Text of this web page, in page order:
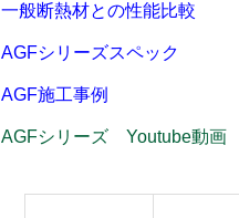
一般断熱材との性能比較
AGFシリーズスペック
AGF施工事例
AGFシリーズ Youtube動画